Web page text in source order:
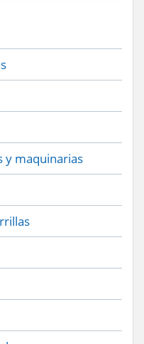
y maquinarias